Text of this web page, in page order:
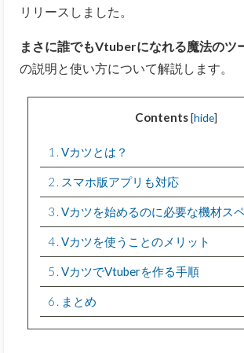
リリースしました。
まさに誰でもVtuberになれる魔法のツ
の説明と使い方について解説します。
Contents [hide]
1 Vカツとは？
2 スマホ版アプリも対応
3 Vカツを始めるのに必要な機材ス
4 Vカツを使うことのメリット
5 VカツでVtuberを作る手順
6 まとめ